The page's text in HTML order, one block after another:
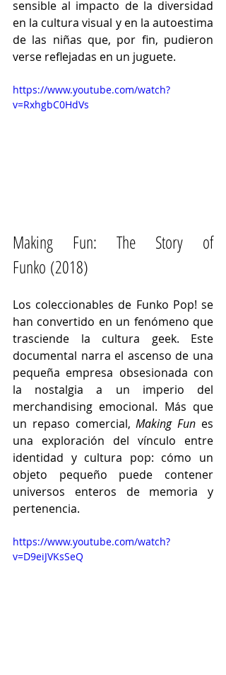
sensible al impacto de la diversidad
en la cultura visual y en la autoestima
de las niñas que, por fin, pudieron
verse reflejadas en un juguete.
https://www.youtube.com/watch?
v=RxhgbC0HdVs
Making Fun: The Story of
Funko (2018)
Los coleccionables de Funko Pop! se
han convertido en un fenómeno que
trasciende la cultura geek. Este
documental narra el ascenso de una
pequeña empresa obsesionada con
la nostalgia a un imperio del
merchandising emocional. Más que
un repaso comercial, Making Fun es
una exploración del vínculo entre
identidad y cultura pop: cómo un
objeto pequeño puede contener
universos enteros de memoria y
pertenencia.
https://www.youtube.com/watch?
v=D9eiJVKsSeQ